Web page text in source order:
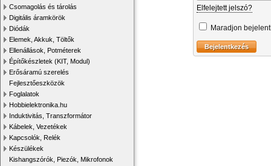
Csomagolás és tárolás
Digitális áramkörök
Diódák
Elemek, Akkuk, Töltők
Ellenállások, Potméterek
Építőkészletek (KIT, Modul)
Erősáramú szerelés
Fejlesztőeszközök
Foglalatok
Hobbielektronika.hu
Induktivitás, Transzformátor
Kábelek, Vezetékek
Kapcsolók, Relék
Készülékek
Kishangszórók, Piezók, Mikrofonok
Elfelejtett jelszó?
Maradjon